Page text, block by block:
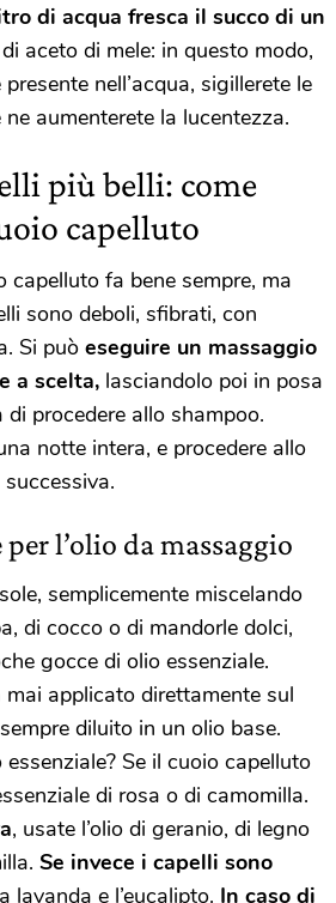
di acqua fresca il succo di un
aceto di mele: in questo modo,
nell’acqua, sigillerete le
aumenterete la lucentezza.
più belli: come
capelluto
capelluto fa bene sempre, ma
sono deboli, sfibrati, con
Si può eseguire un massaggio
a scelta, lasciandolo poi in posa
di procedere allo shampoo.
notte intera, e procedere allo
l’olio da massaggio
semplicemente miscelando
di cocco o di mandorle dolci,
gocce di olio essenziale.
mai applicato direttamente sul
diluito in un olio base.
essenziale? Se il cuoio capelluto
di rosa o di camomilla.
, usate l’olio di geranio, di legno
Se invece i capelli sono
lavanda e l’eucalipto. In caso di